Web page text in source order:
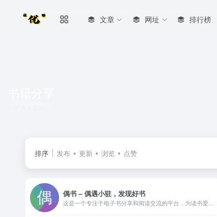
文章 网址 排行榜
排序 发布 更新 浏览 点赞
偶书 – 偶遇小驻，发现好书